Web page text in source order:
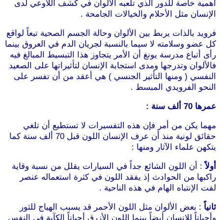
أهمية خاصة للدور الذي تلعبه الألوان في كشف اللاوعي لدى
الإنسان مثل الأحلام والخيالات الجامحة .
فرويد بالذات يربط بين الألوان وحالة الجسم الصحية تبعاً لواقع
كل عضو وسلامته لا سيما بالنسبة لجريان الدم في العروق بينما
رأى أتباع مدرسة يونغ أن الأمر يتجاوز هذا التبسيط المبالغ فيه
فالألوان وتدرجها ومدى استجابة الإنسان لتأثيراتها على الصعيد
النفسي ( ومنها التأثير الجنسي ) هي أعقد من أن تفسر على
النحو الفرويدي المبسط .
عمرها 70 ألف سنة :
مهما يكن من أمر فإن هذه التفسيرات لا تستطيع أن تلغي
حقائق لونية منذ أن عرف الإنسان اللون قبل 70 ألف سنة كما
يتكهن علماء الآثار ومنها :
أولاً: أن اللون الشائع جداً في السيارات يقلل من نسبة وقاية
راكبها من الحوادث إذ يفقد اللون في كثرة استعماله عنصر
لفت الإنتباه الهام في هذه الناحية .
ثانياً : بعض الألوان مثل اللون الأحمر قد يسبب الهياج للثور
وأحياناً للإنسان أيضاً بينما اللون الأزرق أحياناً الكآبة في النفس